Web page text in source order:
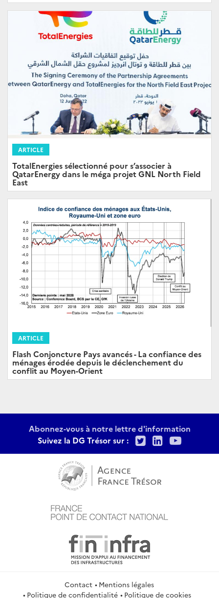
ARTICLE
TotalEnergies sélectionné pour s’associer à
QatarEnergy dans le méga projet GNL North Field
East
ARTICLE
Flash Conjoncture Pays avancés - La confiance des
ménages érodée depuis le déclenchement du
conflit au Moyen-Orient
Abonnez-vous à notre lettre d'information
Suivez la DG Trésor sur :
TwitterLinkedIn
Contact
Mentions légales
Politique de confidentialité
Politique de cookies